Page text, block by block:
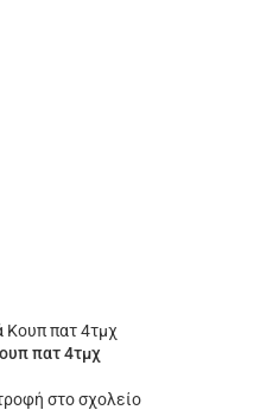
πατ 4τμχ
στο σχολείο